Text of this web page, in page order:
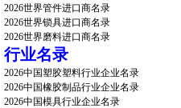
2026世界管件进口商名录
2026世界锁具进口商名录
2026世界磨料进口商名录
行业名录
2026中国塑胶塑料行业企业名录
2026中国橡胶制品行业企业名录
2026中国模具行业企业名录